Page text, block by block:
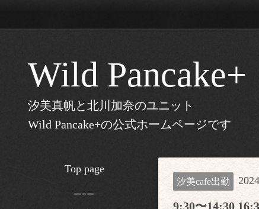
Wild Pancake+
汐美真帆と北川加奈のユニット
Wild Pancake+の公式ホームページです
汐美cafe出勤
9:30〜14:30
Top page